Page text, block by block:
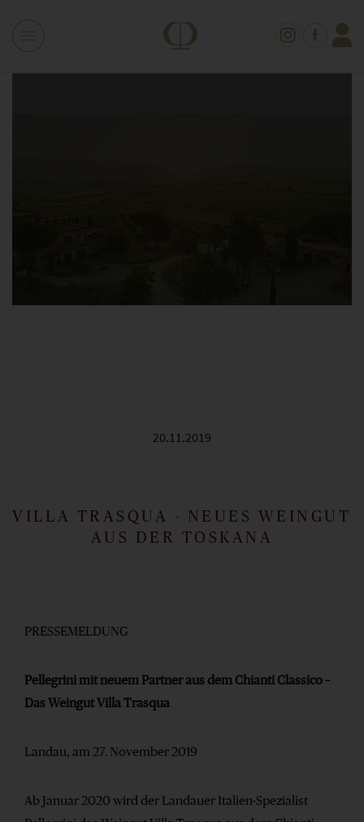
20.11.2019
VILLA TRASQUA - NEUES WEINGUT
AUS DER TOSKANA
PRESSEMELDUNG
Pellegrini mit neuem Partner aus dem Chianti Classico –
Das Weingut Villa Trasqua
Landau, am 27. November 2019
Ab Januar 2020 wird der Landauer Italien-Spezialist